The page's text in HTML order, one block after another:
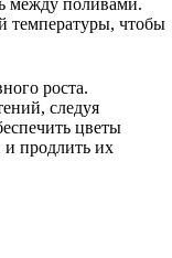
между поливами.
температуры, чтобы
роста.
следуя
цветы
продлить их